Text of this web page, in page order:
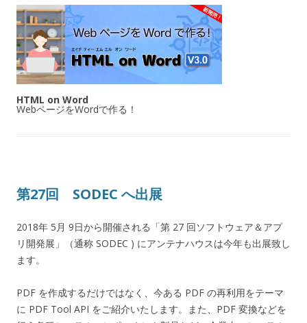
HTML on Word
WebページをWordで作る！
第27回 SODEC へ出展
2018年 5月 9日から開催される「第 27 回ソフトウェア＆アプ
リ開発展」（通称 SODEC ) にアンテナハウスは今年も出展致し
ます。
PDF を作成するだけではなく、今ある PDF の再利用をテーマ
に PDF Tool API をご紹介いたします。また、PDF 変換などを